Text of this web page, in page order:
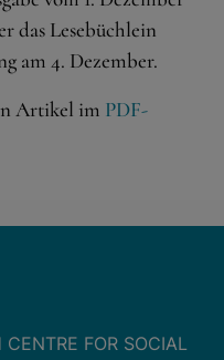
das Lesebüchlein
am 4. Dezember.
Artikel im PDF-
FOR SOCIAL